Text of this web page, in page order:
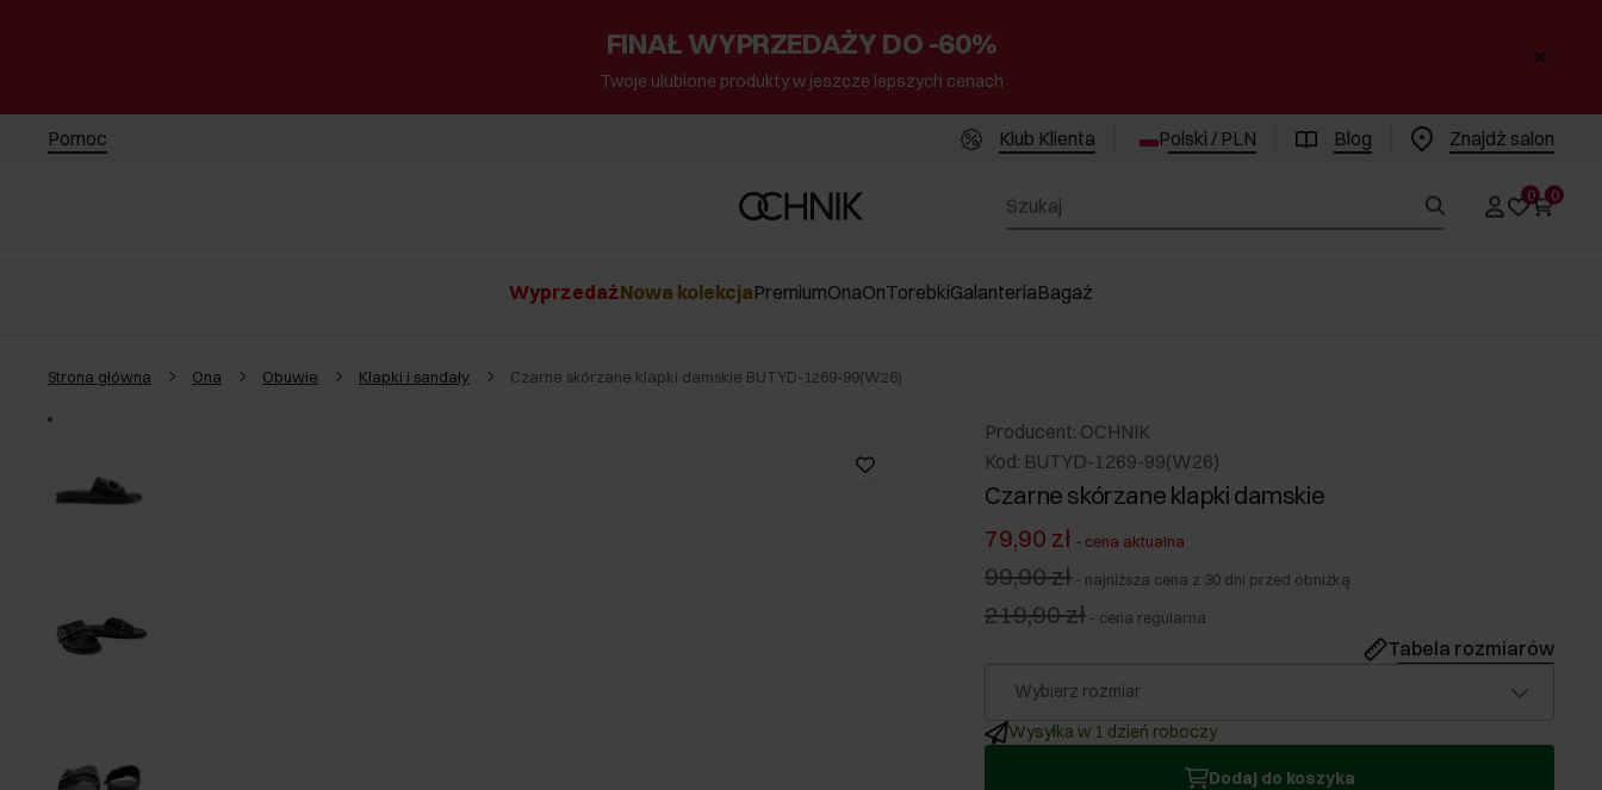
FINAŁ WYPRZEDAŻY DO -60%
Twoje ulubione produkty w jeszcze lepszych cenach
Pomoc Klub Klienta Polski / PLN Blog Znajdż salon
0 0
WyprzedażNowa kolekcjaPremiumOnaOnTorebkiGalanteriaBagaż
Strona główna Ona Obuwie Klapki i sandały Czarne skórzane klapki damskie BUTYD-1269-99(W26)
Producent: OCHNIK
Kod: BUTYD-1269-99(W26)
Czarne skórzane klapki damskie
79,90 zł - cena aktualna
99,90 zł - najniższa cena z 30 dni przed obniżką
219,90 zł - cena regularna
Tabela rozmiarów
Wybierz rozmiar
Wysyłka w 1 dzień roboczy
Dodaj do koszyka